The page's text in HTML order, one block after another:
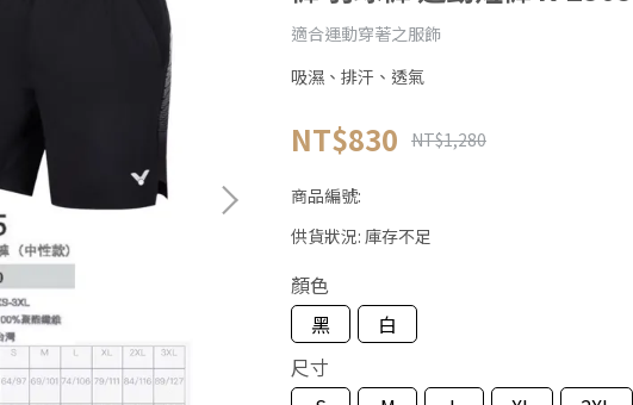
適合運動穿著之服飾
吸濕、排汗、透氣
NT$830 NT$1,280
商品編號:
供貨狀況: 庫存不足
顏色
黑
白
尺寸